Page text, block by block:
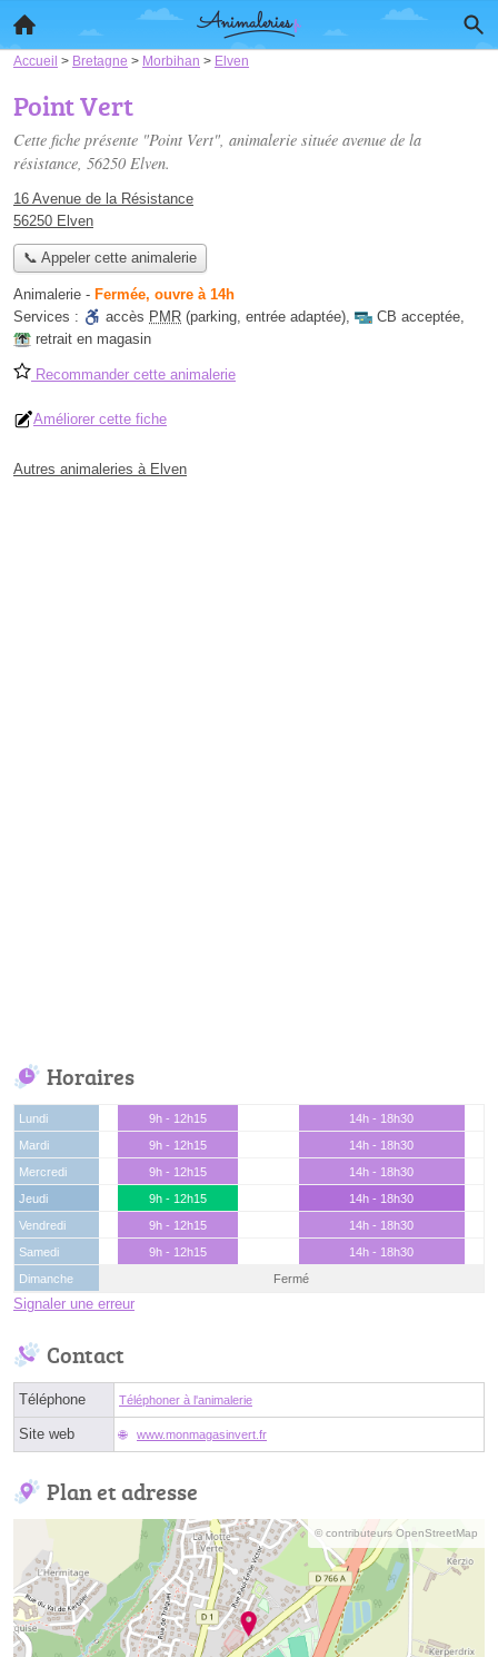
Accueil > Bretagne > Morbihan > Elven
Point Vert
Cette fiche présente "Point Vert", animalerie située avenue de la
résistance, 56250 Elven.
16 Avenue de la Résistance
56250 Elven
📞 Appeler cette animalerie
Animalerie - Fermée, ouvre à 14h
Services :
accès PMR (parking, entrée adaptée), CB acceptée,
retrait en magasin
Recommander cette animalerie
Améliorer cette fiche
Autres animaleries à Elven
Horaires
Lundi 9h - 12h15
14h - 18h30
Mardi
9h - 12h15
14h - 18h30
Mercredi
9h - 12h15
14h - 18h30
Jeudi
9h - 12h15
14h - 18h30
Vendredi
9h - 12h15
14h - 18h30
Samedi
9h - 12h15
14h - 18h30
Dimanche
Fermé
Signaler une erreur
Contact
Téléphone Téléphoner à l'animalerie
Site web www.monmagasinvert.fr
Plan et adresse
© contributeurs OpenStreetMap